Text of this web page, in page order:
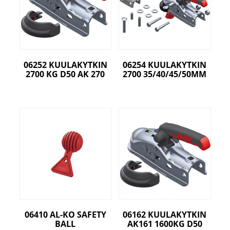
06252 KUULAKYTKIN
2700 KG D50 AK 270
06254 KUULAKYTKIN
2700 35/40/45/50MM
06410 AL-KO SAFETY
BALL
06162 KUULAKYTKIN
AK161 1600KG D50